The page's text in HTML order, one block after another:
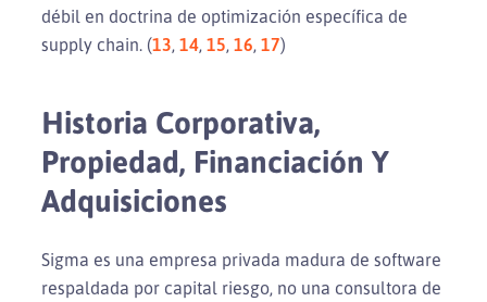
débil en doctrina de optimización específica de
supply chain. (13, 14, 15, 16, 17)
Historia Corporativa,
Propiedad, Financiación Y
Adquisiciones
Sigma es una empresa privada madura de software
respaldada por capital riesgo, no una consultora de